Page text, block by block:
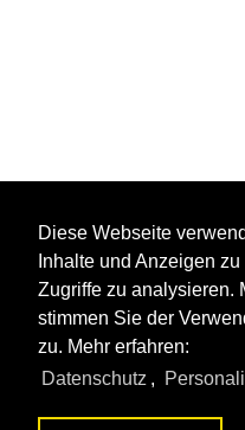
Diese Webseite
Inhalte und Anzeigen
Zugriffe zu analysieren.
stimmen Sie der
zu. Mehr erfahren:
Datenschutz ,